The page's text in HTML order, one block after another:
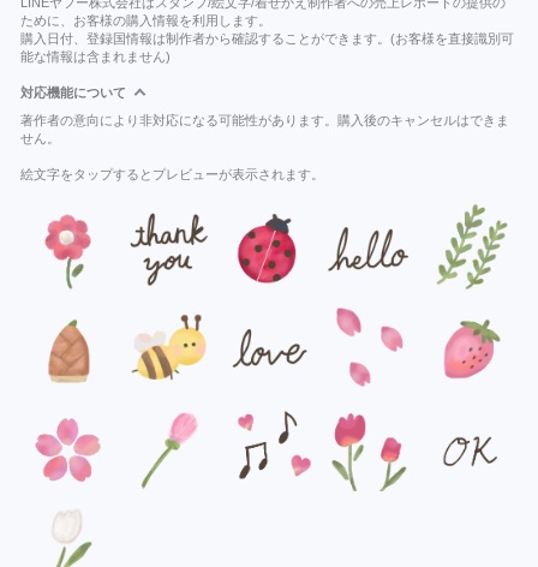
ために、お客様の購入情報を利用します。
購入日付、登録国情報は制作者から確認することができます。(お客様を直接識別可
能な情報は含まれません)
対応機能について
著作者の意向により非対応になる可能性があります。購入後のキャンセルはできま
せん。
絵文字をタップするとプレビューが表示されます。